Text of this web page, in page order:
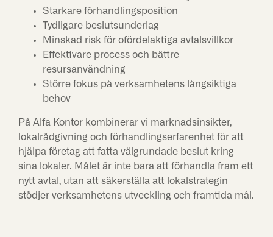
Starkare förhandlingsposition
Tydligare beslutsunderlag
Minskad risk för ofördelaktiga avtalsvillkor
Effektivare process och bättre
resursanvändning
Större fokus på verksamhetens långsiktiga
behov
På Alfa Kontor kombinerar vi marknadsinsikter,
lokalrådgivning och förhandlingserfarenhet för att
hjälpa företag att fatta välgrundade beslut kring
sina lokaler. Målet är inte bara att förhandla fram ett
nytt avtal, utan att säkerställa att lokalstrategin
stödjer verksamhetens utveckling och framtida mål.